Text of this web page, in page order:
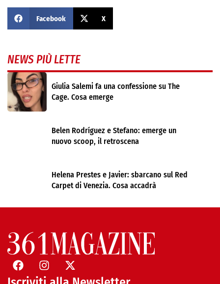
Facebook X
NEWS PIÙ LETTE
Giulia Salemi fa una confessione su The
Cage. Cosa emerge
Belen Rodríguez e Stefano: emerge un
nuovo scoop, il retroscena
Helena Prestes e Javier: sbarcano sul Red
Carpet di Venezia. Cosa accadrà